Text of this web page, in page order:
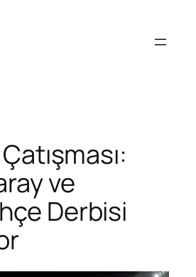
ve
Derbisi